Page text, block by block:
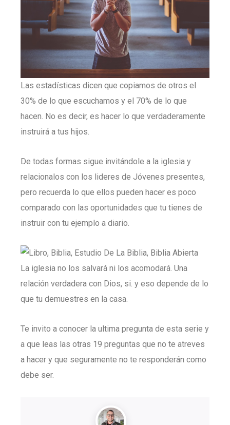
Las estadísticas dicen que copiamos de otros el
30% de lo que escuchamos y el 70% de lo que
hacen. No es decir, es hacer lo que verdaderamente
instruirá a tus hijos.
De todas formas sigue invitándole a la iglesia y
relacionalos con los lideres de Jóvenes presentes,
pero recuerda lo que ellos pueden hacer es poco
comparado con las oportunidades que tu tienes de
instruir con tu ejemplo a diario.
La iglesia no los salvará ni los acomodará. Una
relación verdadera con Dios, si. y eso depende de lo
que tu demuestres en la casa.
Te invito a conocer la ultima pregunta de esta serie y
a que leas las otras 19 preguntas que no te atreves
a hacer y que seguramente no te responderán como
debe ser.